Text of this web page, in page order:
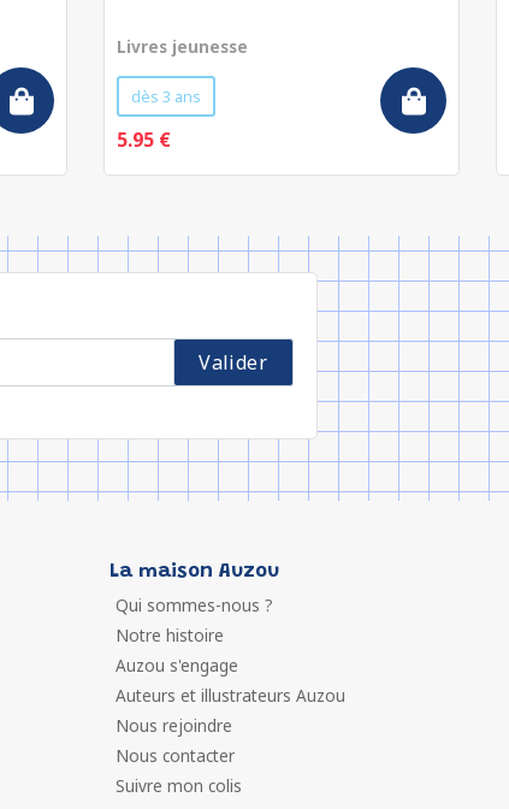
Livres jeunesse
dès 3 ans
5.95 €
La maison Auzou
Qui sommes-nous ?
Notre histoire
Auzou s'engage
Auteurs et illustrateurs Auzou
Nous rejoindre
Nous contacter
Suivre mon colis